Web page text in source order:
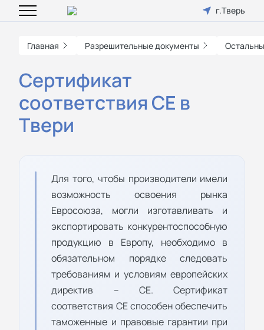
г.Тверь
Главная Разрешительные документы
Сертификат
соответствия СЕ в
Твери
Для того, чтобы производители имели
возможность освоения рынка
Евросоюза, могли изготавливать и
экспортировать конкурентоспособную
продукцию в Европу, необходимо в
обязательном порядке следовать
требованиям и условиям европейских
директив – СЕ. Сертификат
соответствия СЕ способен обеспечить
таможенные и правовые гарантии при